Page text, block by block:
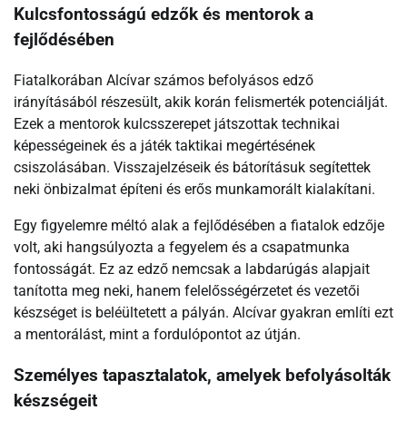
Kulcsfontosságú edzők és mentorok a
fejlődésében
Fiatalkorában Alcívar számos befolyásos edző
irányításából részesült, akik korán felismerték potenciálját.
Ezek a mentorok kulcsszerepet játszottak technikai
képességeinek és a játék taktikai megértésének
csiszolásában. Visszajelzéseik és bátorításuk segítettek
neki önbizalmat építeni és erős munkamorált kialakítani.
Egy figyelemre méltó alak a fejlődésében a fiatalok edzője
volt, aki hangsúlyozta a fegyelem és a csapatmunka
fontosságát. Ez az edző nemcsak a labdarúgás alapjait
tanította meg neki, hanem felelősségérzetet és vezetői
készséget is beléültetett a pályán. Alcívar gyakran említi ezt
a mentorálást, mint a fordulópontot az útján.
Személyes tapasztalatok, amelyek befolyásolták
készségeit